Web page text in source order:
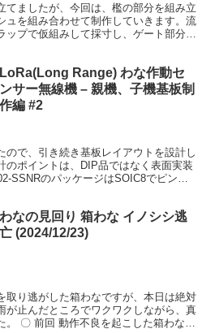
てましたが、今回は、檻の部分を組み立
ュを組み合わせて制作していきます。流
プで仮組みして採寸し、ゲート部分と
LoRa(Long Range) わな作動セ
ンサー無線機 – 親機、子機基板制
作編 #2
ので、引き続き基板レイアウトを設計し
のポイントは、DIP品ではなく表面実装
SSNRのパッケージはSOIC8でピンピ
わなの見回り 箱わな イノシシ逃
亡 (2024/12/23)
取り逃がした箱わなですが、本日は絶対
が止んだところでワクワクしながら、真
。 〇 前回 動作不良を起こした箱わな